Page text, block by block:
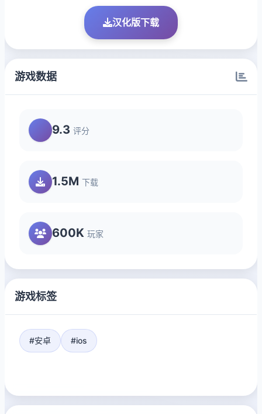
汉化版下载
游戏数据
9.3 评分
1.5M 下载
600K 玩家
游戏标签
#安卓 #ios